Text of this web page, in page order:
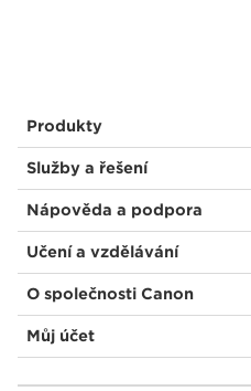
Produkty
Služby a řešení
Nápověda a podpora
Učení a vzdělávání
O společnosti Canon
Můj účet